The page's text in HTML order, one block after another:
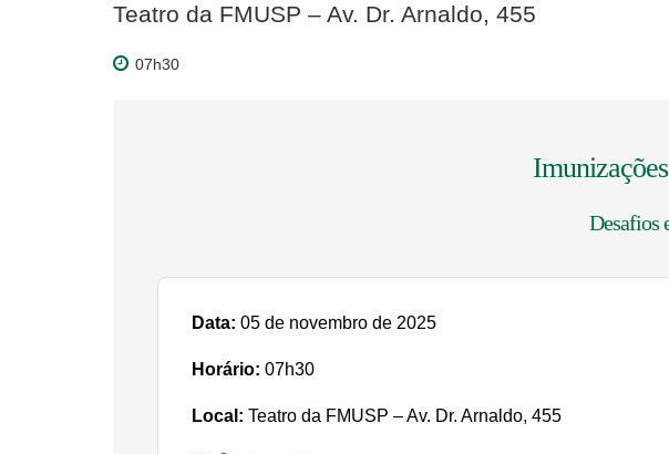
Teatro da FMUSP – Av. Dr. Arnaldo, 455
07h30
Desafios
Data: 05 de novembro de 2025
Horário: 07h30
Local: Teatro da FMUSP – Av. Dr. Arnaldo, 455